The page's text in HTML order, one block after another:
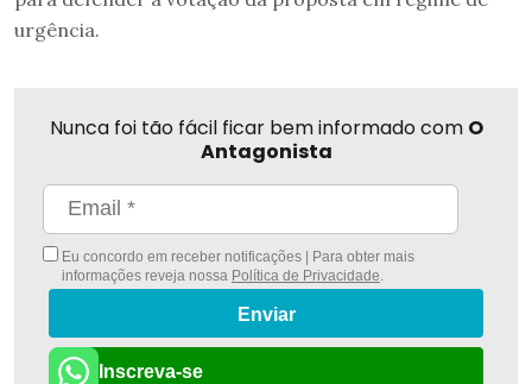
urgência.
Nunca foi tão fácil ficar bem informado com O
Antagonista
Eu concordo em receber notificações | Para obter mais
informações reveja nossa Política de Privacidade.
Enviar
Inscreva-se